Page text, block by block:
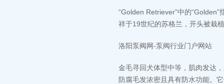
“Golden Retriever”中的
祥于19世纪的苏格兰，开头被栽
洛阳泵阀网-泵阀行业门户网站
金毛寻回犬体型中等，肌肉发达，
防腐毛发浓密且具有防水功能。